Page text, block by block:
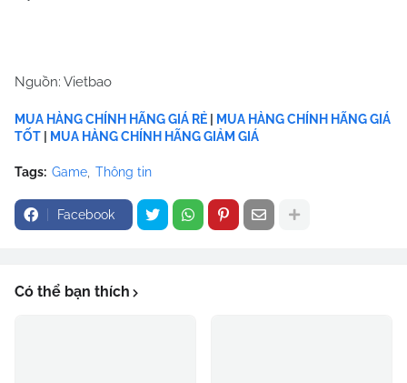
Nguồn: Vietbao
MUA HÀNG CHÍNH HÃNG GIÁ RẺ
MUA HÀNG CHÍNH HÃNG GIÁ
TỐT
MUA HÀNG CHÍNH HÃNG GIẢM GIÁ
Tags: Game Thông tin
Facebook
Có thể bạn thích